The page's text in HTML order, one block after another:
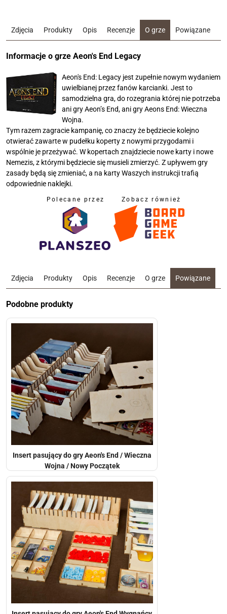
Zdjęcia Produkty Opis Recenzje O grze Powiązane
Informacje o grze Aeon's End Legacy
Aeon's End: Legacy jest zupełnie nowym wydaniem
uwielbianej przez fanów karcianki. Jest to
samodzielna gra, do rozegrania której nie potrzeba
ani gry Aeon’s End, ani gry Aeons End: Wieczna
Wojna.
Tym razem zagracie kampanię, co znaczy że będziecie kolejno
otwierać zawarte w pudełku koperty z nowymi przygodami i
wspólnie je przeżywać. W kopertach znajdziecie nowe karty i nowe
Nemezis, z którymi będziecie się musieli zmierzyć. Z upływem gry
zasady będą się zmieniać, a na karty Waszych instrukcji trafią
odpowiednie naklejki.
Polecane przez Zobacz również
Zdjęcia Produkty Opis Recenzje O grze Powiązane
Podobne produkty
Insert pasujący do gry Aeon's End / Wieczna
Wojna / Nowy Początek